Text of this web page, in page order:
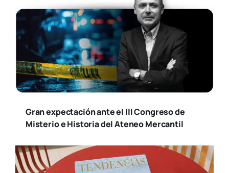
Gran expectación ante el III Congreso de
Misterio e Historia del Ateneo Mercantil